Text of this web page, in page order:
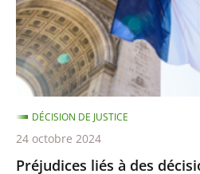
non
détachables
de
la
conduite
des
relations
internationales
Préjudices liés à des
DÉCISION DE JUSTICE
24 octobre 2024